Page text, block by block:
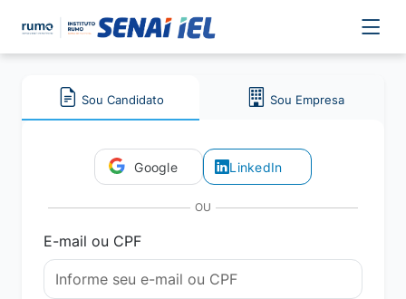
Sou Candidato Sou Empresa
Google LinkedIn
OU
E-mail ou CPF